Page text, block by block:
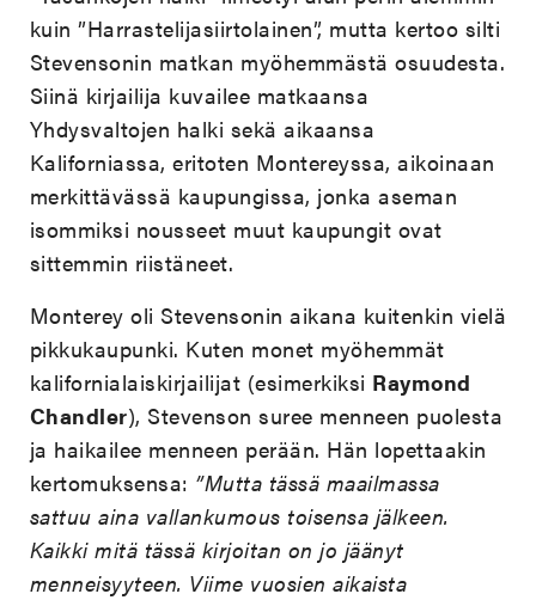
kuin ”Harrastelijasiirtolainen”, mutta kertoo silti
Stevensonin matkan myöhemmästä osuudesta.
Siinä kirjailija kuvailee matkaansa
Yhdysvaltojen halki sekä aikaansa
Kaliforniassa, eritoten Montereyssa, aikoinaan
merkittävässä kaupungissa, jonka aseman
isommiksi nousseet muut kaupungit ovat
sittemmin riistäneet.
Monterey oli Stevensonin aikana kuitenkin vielä
pikkukaupunki. Kuten monet myöhemmät
kalifornialaiskirjailijat (esimerkiksi Raymond
Chandler), Stevenson suree menneen puolesta
ja haikailee menneen perään. Hän lopettaakin
kertomuksensa: ”Mutta tässä maailmassa
sattuu aina vallankumous toisensa jälkeen.
Kaikki mitä tässä kirjoitan on jo jäänyt
menneisyyteen. Viime vuosien aikaista